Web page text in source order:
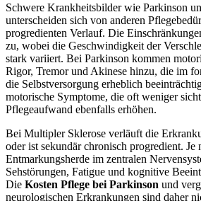
Schwere Krankheitsbilder wie Parkinson
unterscheiden sich von anderen
progredienten Verlauf. Die
zu, wobei die Geschwindigkeit der
stark variiert. Bei Parkinson kommen
Rigor, Tremor und Akinese hinzu, die im
die Selbstversorgung erheblich
motorische Symptome, die oft weniger
Pflegeaufwand ebenfalls erhöhen.
Bei Multipler Sklerose verläuft die
oder ist sekundär chronisch progredient.
Entmarkungsherde im zentralen
Sehstörungen, Fatigue und kognitive
Die Kosten Pflege bei Parkinson und
neurologischen Erkrankungen sind daher